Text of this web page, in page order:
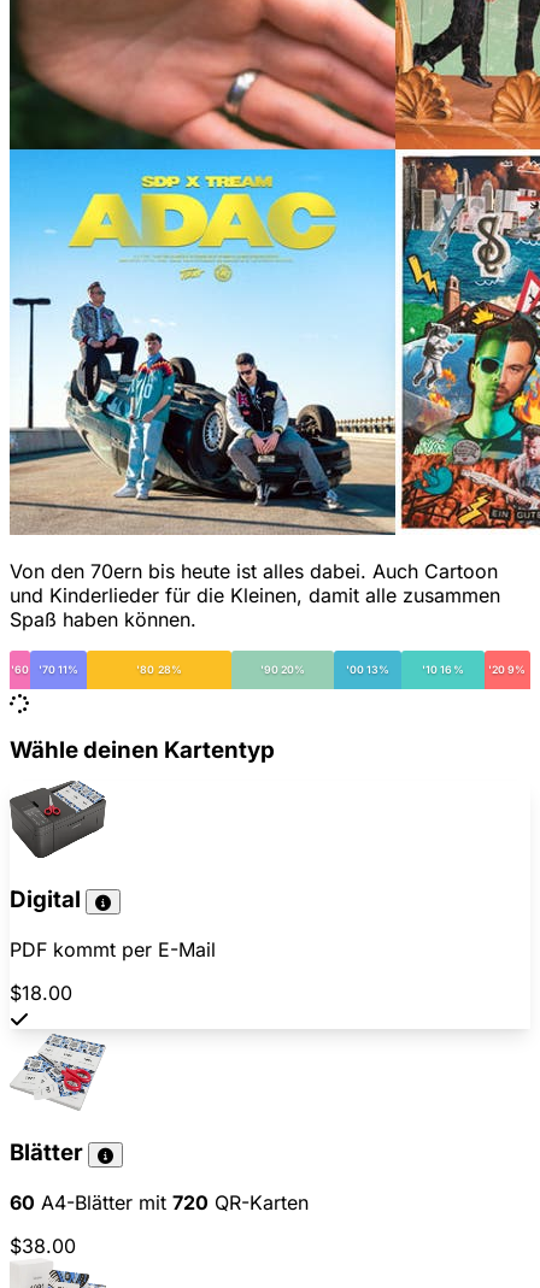
Von den 70ern bis heute ist alles dabei. Auch Cartoon
und Kinderlieder für die Kleinen, damit alle zusammen
Spaß haben können.
'60 '70 11% '80 28% '90 20% '00 13% '10 16% '20 9%
Wähle deinen Kartentyp
Digital
PDF kommt per E-Mail
$18.00
Blätter
60 A4-Blätter mit 720 QR-Karten
$38.00